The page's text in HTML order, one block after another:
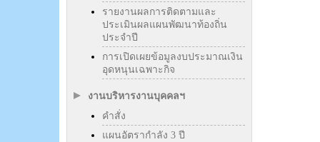
รายงานผลการติดตามและ
ประเมินผลแผนพัฒนาท้องถิ่น
ประจำปี
การเปิดเผยข้อมูลงบประมาณเงิน
อุดหนุนเฉพาะกิจ
งานบริหารงานบุคคลฯ
คำสั่ง
แผนอัตรากำลัง 3 ปี